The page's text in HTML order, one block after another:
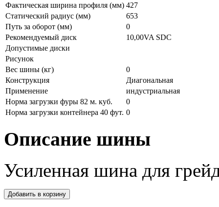
Фактическая ширина профиля (мм) 427
Статический радиус (мм)
653
Путь за оборот (мм)
0
Рекомендуемый диск
10,00VA SDC
Допустимые диски
Рисунок
Вес шины (кг)
0
Конструкция
Диагональная
Применение
индустриальная
Норма загрузки фуры 82 м. куб.
0
Норма загрузки контейнера 40 фут. 0
Описание шины
Усиленная шина для